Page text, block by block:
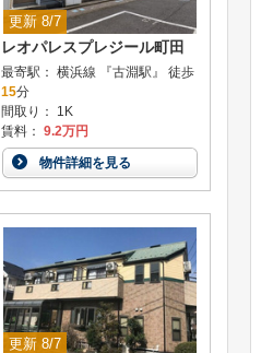
更新 8/7
レオパレスプレジール町田
最寄駅： 横浜線 『古淵駅』 徒歩
15分
間取り： 1K
賃料： 9.2万円
物件詳細を見る
更新 8/7